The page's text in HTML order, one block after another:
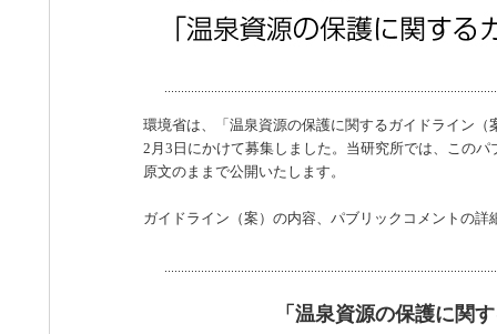
環境省は、「温泉資源の保護に関するガイドライン
2月3日にかけて募集しました。当研究所では、この
原文のままで公開いたします。
ガイドライン（案）の内容、パブリックコメントの詳
「温泉資源の保護に関